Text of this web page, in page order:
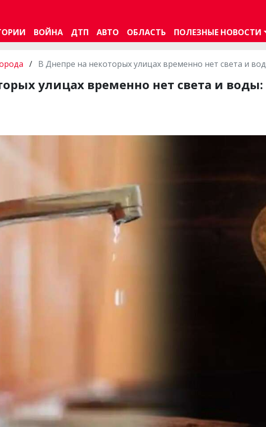
ВОЙНА ДТП АВТО ОБЛАСТЬ ПОЛЕЗНЫЕ НОВОСТИ
/ В Днепре на некоторых улицах временно нет света и
улицах временно нет света и